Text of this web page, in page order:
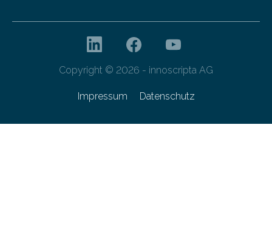
Copyright © 2026 - innoscripta AG
Impressum Datenschutz